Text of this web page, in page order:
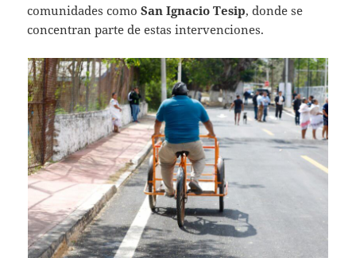
comunidades comoSan Ignacio Tesip, donde se
concentran parte de estas intervenciones.